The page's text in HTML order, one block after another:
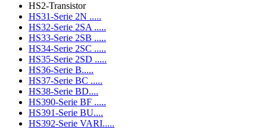
HS2-Transistor
HS31-Serie 2N .....
HS32-Serie 2SA .....
HS33-Serie 2SB .....
HS34-Serie 2SC .....
HS35-Serie 2SD .....
HS36-Serie B.....
HS37-Serie BC .....
HS38-Serie BD....
HS390-Serie BF .....
HS391-Serie BU....
HS392-Serie VARI.....